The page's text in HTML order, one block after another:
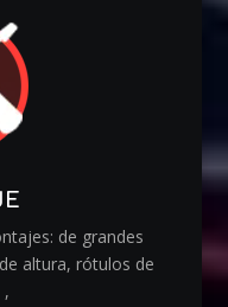
de grandes
altura, rótulos de
,